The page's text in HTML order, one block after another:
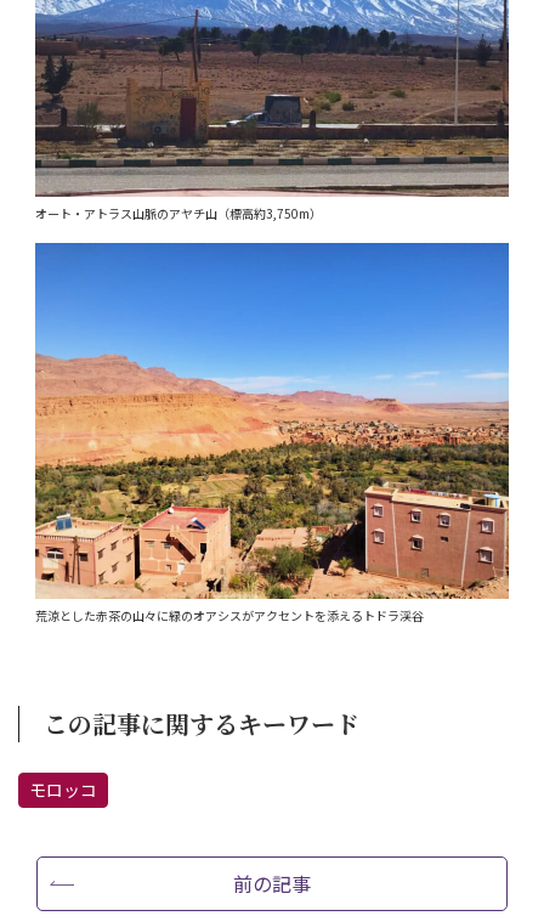
オート・アトラス山脈のアヤチ山（標高約3,750m）
荒涼とした赤茶の山々に緑のオアシスがアクセントを添えるトドラ渓谷
この記事に関するキーワード
モロッコ
前の記事